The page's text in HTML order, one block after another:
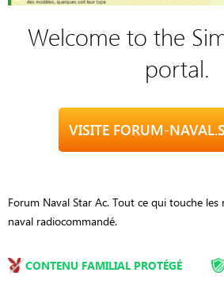
Welcome to the
portal.
Forum Naval Star Ac. Tout ce qui touche
naval radiocommandé.
CONTENU FAMILIAL PROTÉGÉ